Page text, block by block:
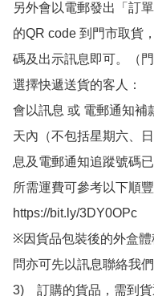
另外會以電郵發出「訂
的QR code 到門市取貨
碼及出示訊息即可。（
選擇快遞送貨的客人：
會以訊息 或 電郵通知補
天內（不包括星期六、
息及電郵通知追蹤號碼已
所需運費可參考以下順
https://bit.ly/3DY0OPc
※因貨品包裝後的外盒
問亦可先以訊息聯絡我
3)　訂購的貨品，需到